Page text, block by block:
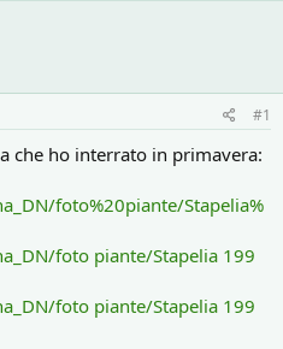
#1
che ho interrato in primavera:
foto%20piante/Stapelia%
foto piante/Stapelia 199
foto piante/Stapelia 199